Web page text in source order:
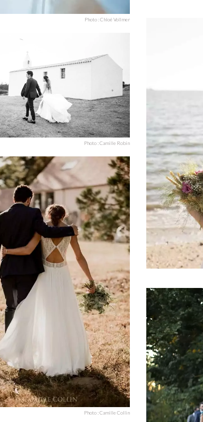
Photo : Chloé Vollmer
Photo : Camille Robin
Photo : Camille Collin